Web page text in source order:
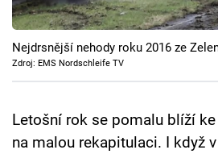
Cool Esport
Pořady
Sledujte prima+
Nejdrsnější nehody roku 2016 ze
Zdroj: EMS Nordschleife TV
Letošní rok se pomalu blíží
na malou rekapitulaci. I když